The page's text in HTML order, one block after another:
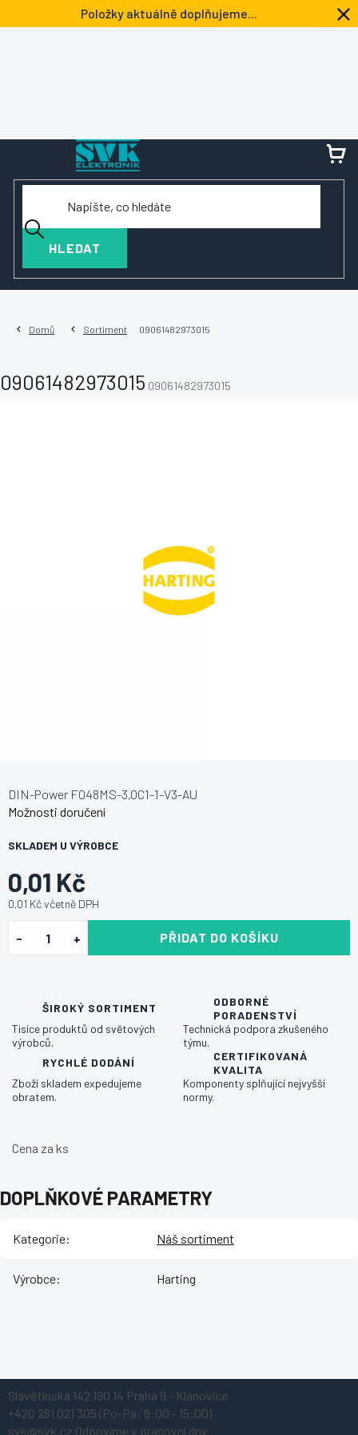
na
Položky aktuálně doplňujeme...
HLEDAT
Domů Sortiment 09061482973015
09061482973015 09061482973015
0,01 Kč
0,01 Kč včetně DPH
SKLADEM U VÝROBCE
Možnosti doručení
PŘIDAT DO KOŠÍKU
DIN-Power F048MS-3,0C1-1-V3-AU
ŠIROKÝ SORTIMENT
Tisíce produktů od světových
výrobců.
ODBORNÉ
PORADENSTVÍ
Technická podpora zkušeného
týmu.
RYCHLÉ DODÁNÍ
Zboží skladem expedujeme
obratem.
CERTIFIKOVANÁ
KVALITA
Komponenty splňující nejvyšší
normy.
Cena za ks
DOPLŇKOVÉ PARAMETRY
Kategorie: Náš sortiment
Výrobce: Harting
Slavětínská 142 190 14 Praha 9 - Klánovice
+420 281 021 305 (Po-Pá: 8:00 - 15:00)
svk@svk.cz Odpovíme v pracovní dny